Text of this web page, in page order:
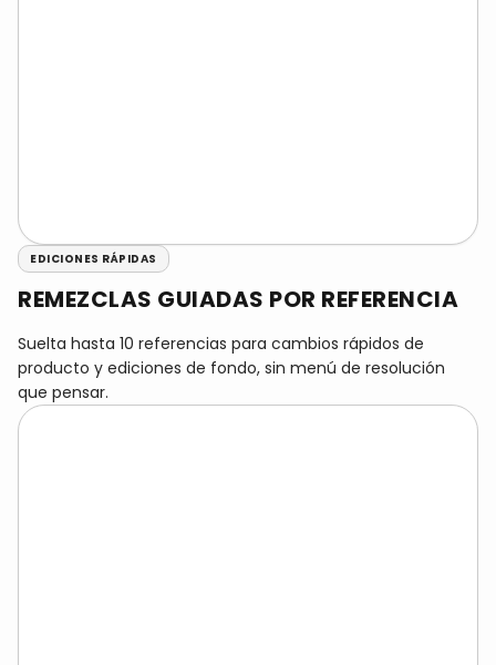
EDICIONES RÁPIDAS
REMEZCLAS GUIADAS POR REFERENCIA
Suelta hasta 10 referencias para cambios rápidos de
producto y ediciones de fondo, sin menú de resolución
que pensar.